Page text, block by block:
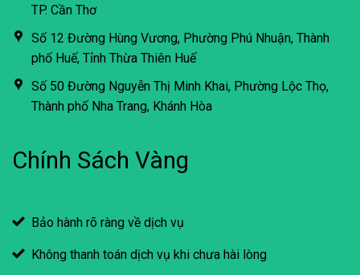
TP. Cần Thơ
Số 12 Đường Hùng Vương, Phường Phú Nhuận, Thành
phố Huế, Tỉnh Thừa Thiên Huế
Số 50 Đường Nguyễn Thị Minh Khai, Phường Lộc Thọ,
Thành phố Nha Trang, Khánh Hòa
Chính Sách Vàng
Bảo hành rõ ràng về dịch vụ
Không thanh toán dịch vụ khi chưa hài lòng